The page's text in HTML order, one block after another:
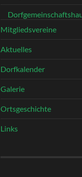
Mitgliedsvereine
Aktuelles
Dorfkalender
Galerie
Ortsgeschichte
Links